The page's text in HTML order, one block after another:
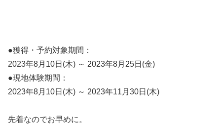
●獲得・予約対象期間：
2023年8月10日(木) ～ 2023年8月25日(金)
●現地体験期間：
2023年8月10日(木) ～ 2023年11月30日(木)
先着なのでお早めに。